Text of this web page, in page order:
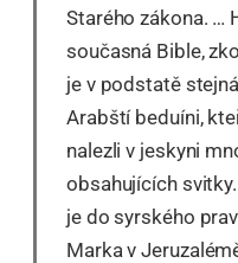
Starého zákona. …
současná Bible,
je v podstatě
Arabští beduíni,
nalezli v jeskyni
obsahujících
je do syrského
Marka v